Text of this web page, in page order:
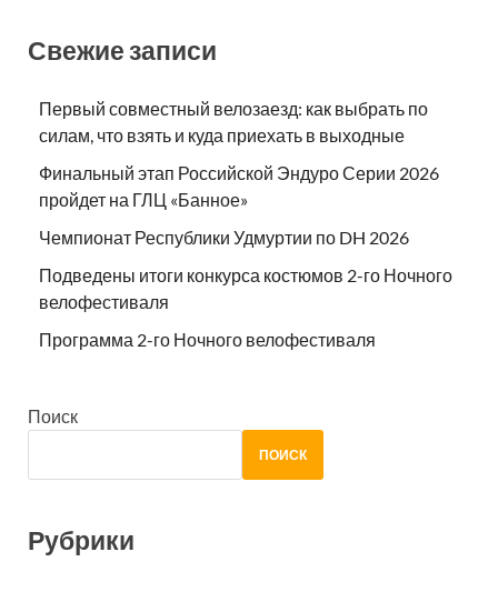
Свежие записи
Первый совместный велозаезд: как выбрать по
силам, что взять и куда приехать в выходные
Финальный этап Российской Эндуро Серии 2026
пройдет на ГЛЦ «Банное»
Чемпионат Республики Удмуртии по DH 2026
Подведены итоги конкурса костюмов 2-го Ночного
велофестиваля
Программа 2-го Ночного велофестиваля
Поиск
ПОИСК
Рубрики